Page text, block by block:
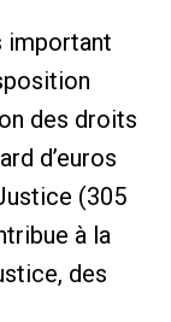
important
des droits
d’euros
(305
à la
des